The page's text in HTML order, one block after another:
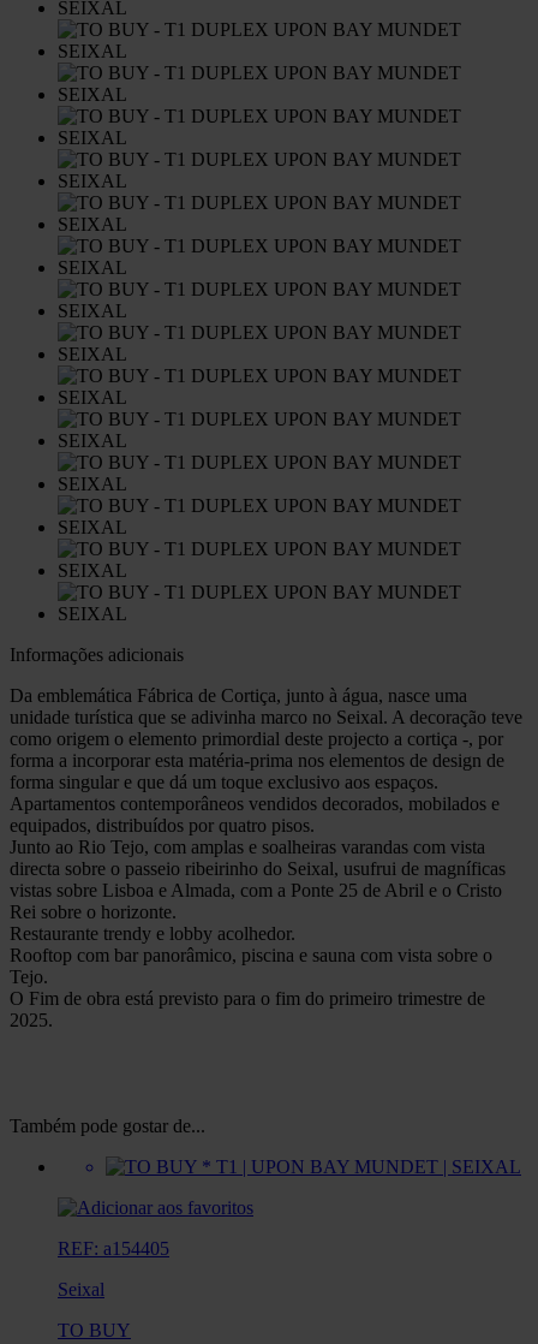
Informações adicionais
Da emblemática Fábrica de Cortiça, junto à água, nasce uma
unidade turística que se adivinha marco no Seixal. A decoração teve
como origem o elemento primordial deste projecto a cortiça -, por
forma a incorporar esta matéria-prima nos elementos de design de
forma singular e que dá um toque exclusivo aos espaços.
Apartamentos contemporâneos vendidos decorados, mobilados e
equipados, distribuídos por quatro pisos.
Junto ao Rio Tejo, com amplas e soalheiras varandas com vista
directa sobre o passeio ribeirinho do Seixal, usufrui de magníficas
vistas sobre Lisboa e Almada, com a Ponte 25 de Abril e o Cristo
Rei sobre o horizonte.
Restaurante trendy e lobby acolhedor.
Rooftop com bar panorâmico, piscina e sauna com vista sobre o
Tejo.
O Fim de obra está previsto para o fim do primeiro trimestre de
2025.
Também pode gostar de...
REF: a154405
Seixal
TO BUY